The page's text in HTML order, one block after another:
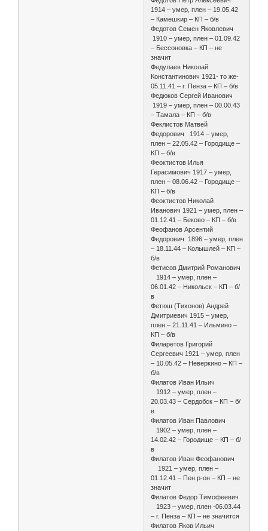
1914 – умер, плен – 19.05.42
– Камешкир – КП – б/в
Федотов Семен Яковлевич
1910 – умер, плен – 01.09.42
– Бессоновка – КП – не
значит
Федулаев Николай
Константинович 1921- то же-
05.11.41 – г. Пенза – КП – б/в
Федюков Сергей Иванович
1919 – умер, плен – 00.00.43
– Тамала – КП – б/в
Феклистов Матвей
Федорович 1914 – умер,
плен – 22.05.42 – Городище –
КП – б/в
Феоктистов Илья
Герасимович 1917 – умер,
плен – 08.06.42 – Городище –
КП – б/в
Феоктистов Николай
Иванович 1921 – умер, плен –
01.12.41 – Беково – КП – б/в
Феофанов Арсентий
Федорович 1896 – умер, плен
– 18.11.44 – Колышлей – КП –
б/в
Фетисов Дмитрий Романович
1914 – умер, плен –
06.01.42 – Никольск – КП – б/
в
Фетюш (Тихонов) Андрей
Дмитриевич 1915 – умер,
плен – 21.11.41 – Ильмино –
КП – б/в
Филаретов Григорий
Сергеевич 1921 – умер, плен
– 10.05.42 – Неверкино – КП –
б/в
Филатов Иван Ильич
1912 – умер, плен –
20.03.43 – Сердобск – КП – б/
в
Филатов Иван Павлович
1902 – умер, плен –
14.02.42 – Городище – КП – б/
в
Филатов Иван Феофанович
1921 – умер, плен –
01.12.41 – Пен.р-он – КП – не
значит
Филатов Федор Тимофеевич
1923 – умер, плен -06.03.44
– г. Пенза – КП – не значится
Филатов Яков Ильич